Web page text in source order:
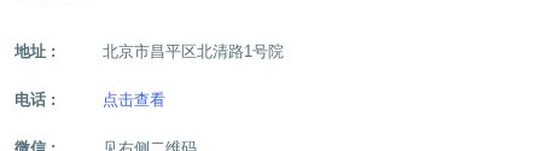
地址 : 北京市昌平区北清路1号院
电话 : 点击查看